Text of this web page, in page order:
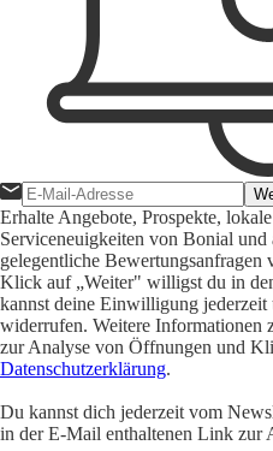
Erhalte Angebote, Prospekte,
Serviceneuigkeiten von Bonial und
gelegentliche
Klick auf „Weiter" willigst du in
kannst deine Einwilligung
widerrufen. Weitere Informationen
zur Analyse von Öffnungen und
Datenschutzerklärung.
Du kannst dich jederzeit vom
in der E-Mail enthaltenen Link zur